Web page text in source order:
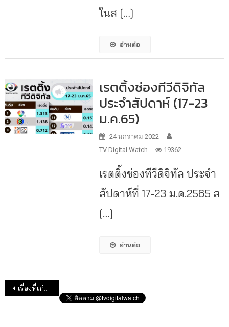
ในส […]
อ่านต่อ
เรตติ้งช่องทีวีดิจิทัล
ประจำสัปดาห์ (17-23
ม.ค.65)
24 มกราคม 2022
TV Digital Watch
19362
เรตติ้งช่องทีวีดิจิทัล ประจำ
สัปดาห์ที่ 17-23 ม.ค.2565 ส
[…]
อ่านต่อ
แนะแนวเรื่อง
เรื่องที่เก่ากว่า